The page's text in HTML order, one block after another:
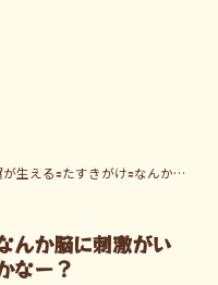
える🟰たすきがけ🟰なんか脳に刺激がいって体が動くんじゃないかなー？
んか脳に刺激がい
なー？